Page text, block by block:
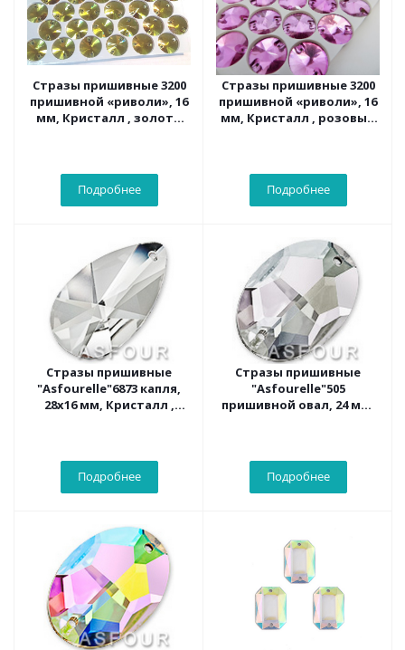
Стразы пришивные 3200
пришивной «риволи», 16
мм, Кристалл , золото
Подробнее
Стразы пришивные 3200
пришивной «риволи», 16
мм, Кристалл , розовый
Подробнее
Стразы пришивные
"Asfourelle"6873 капля,
28х16 мм, Кристалл ,
Подробнее
Стразы пришивные
"Asfourelle"505
пришивной овал, 24 мм,
Подробнее